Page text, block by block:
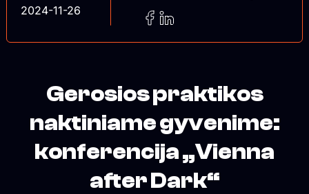
2024-11-26
Gerosios praktikos
naktiniame gyvenime:
konferencija „Vienna
after Dark“